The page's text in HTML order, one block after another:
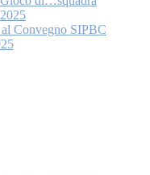
Convegno SIPBC